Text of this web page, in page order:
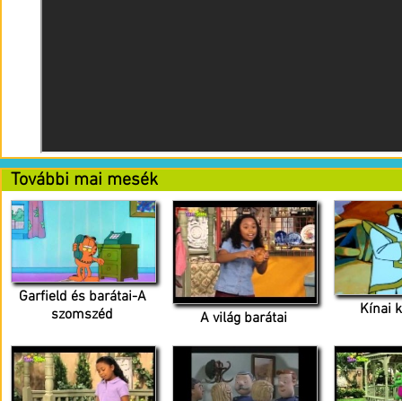
További mai mesék
Garfield és barátai-A
szomszéd
A világ barátai
Kínai